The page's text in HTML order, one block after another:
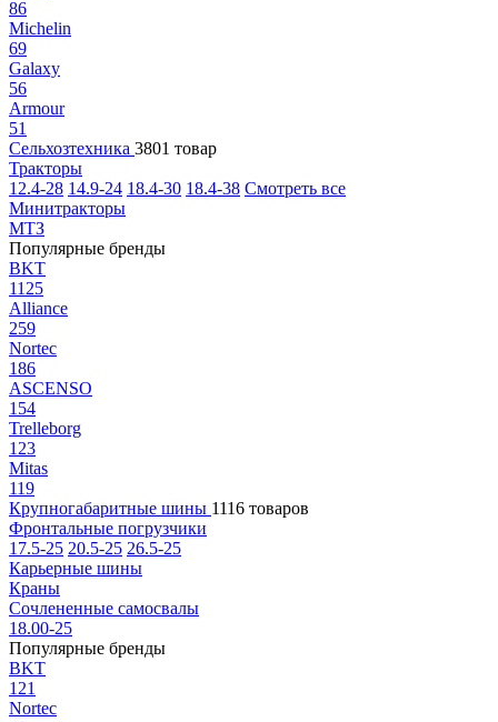
86
Michelin
69
Galaxy
56
Armour
51
Сельхозтехника 3801 товар
Тракторы
12.4-28 14.9-24 18.4-30 18.4-38 Смотреть все
Минитракторы
МТЗ
Популярные бренды
BKT
1125
Alliance
259
Nortec
186
ASCENSO
154
Trelleborg
123
Mitas
119
Крупногабаритные шины 1116 товаров
Фронтальные погрузчики
17.5-25 20.5-25 26.5-25
Карьерные шины
Краны
Сочлененные самосвалы
18.00-25
Популярные бренды
BKT
121
Nortec